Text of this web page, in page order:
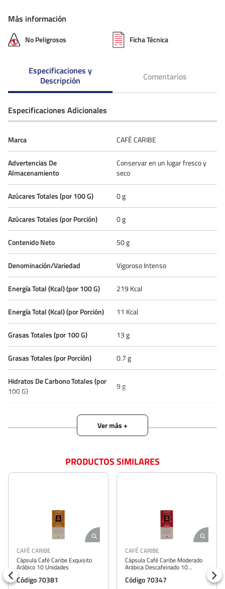
Más información
No Peligrosos Ficha Técnica
Especificaciones y
Descripción
Comentarios
Especificaciones Adicionales
Marca CAFÉ CARIBE
Advertencias De
Almacenamiento
Conservar en un lugar fresco y
seco
Azúcares Totales (por 100 G) 0 g
Azúcares Totales (por Porción) 0 g
Contenido Neto 50 g
Denominación/Variedad Vigoroso Intenso
Energía Total (Kcal) (por 100 G) 219 Kcal
Energía Total (Kcal) (por Porción) 11 Kcal
Grasas Totales (por 100 G) 13 g
Grasas Totales (por Porción) 0.7 g
Hidratos De Carbono Totales (por
100 G)
9 g
Hidratos De Carbono Totales (por
Origen Del Grano 100% Arábico
Porción Sugerida
Proteínas Totales (por 100 G)
Proteínas Totales (por Porción) 0.8 g
Sodio (por 100 G) 25 mg
PRODUCTOS SIMILARES
CARIBE
Café Caribe Exquisito
10 Unidades
70381
CAFÉ CARIBE
Cápsula Café Caribe Moderado
Arábica Descafeinado 10
Código 70347